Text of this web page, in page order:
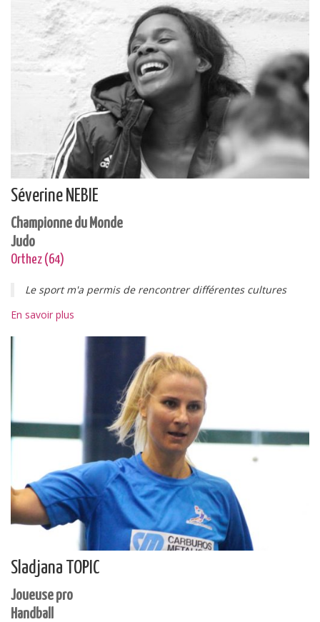
Séverine NEBIE
Championne du Monde
Judo
Orthez (64)
Le sport m'a permis de rencontrer différentes cultures
En savoir plus
Sladjana TOPIC
Joueuse pro
Handball